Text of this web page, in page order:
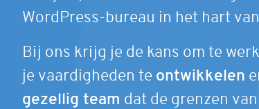
WordPress-bureau in het hart
Bij ons krijg je de kans om te
je vaardigheden te ontwikkelen
gezellig team dat de grenzen